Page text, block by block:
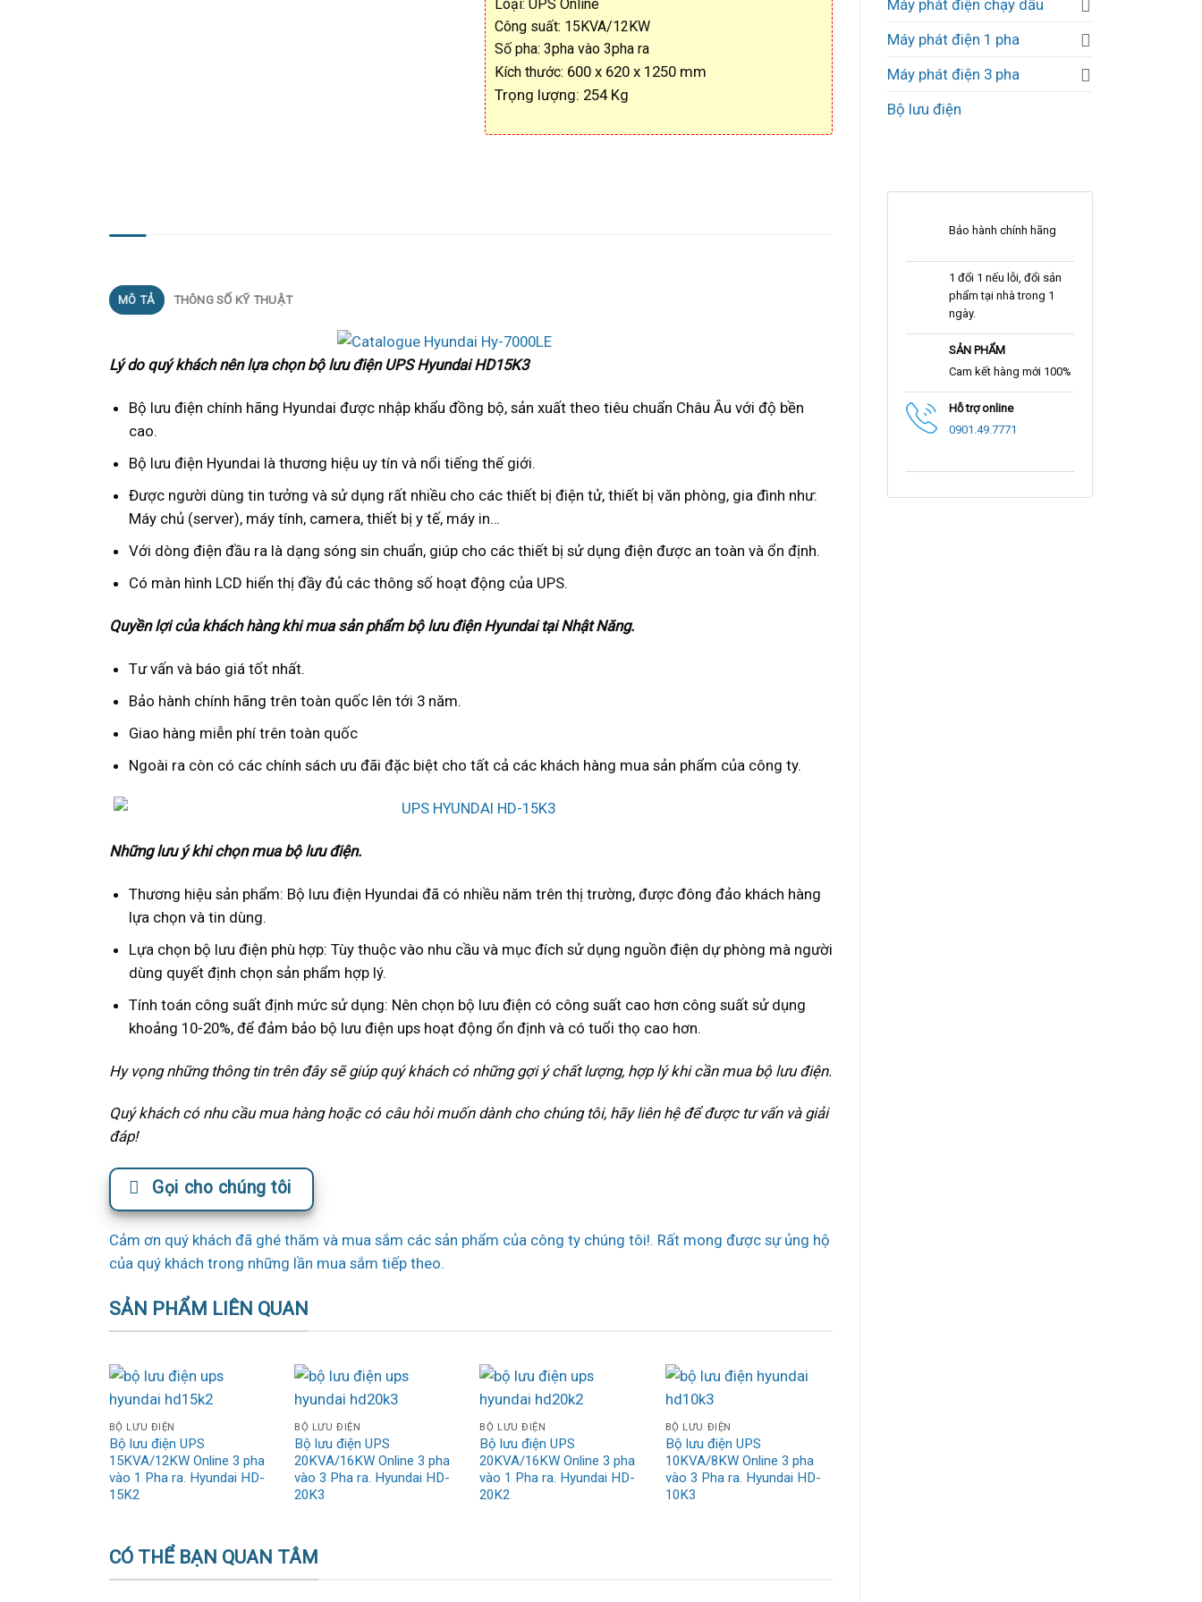
Máy phát điện chạy dầu
Máy phát điện 1 pha
Máy phát điện 3 pha
Bộ lưu điện
Bảo hành chính hãng
1 đổi 1 nếu lỗi, đổi sản
phẩm tại nhà trong 1
ngày.
SẢN PHẨM
Cam kết hàng mới 100%
Hỗ trợ online
0901.49.7771
Loại: UPS Online
Công suất: 15KVA/12KW
Số pha: 3pha vào 3pha ra
Kích thước: 600 x 620 x 1250 mm
Trọng lượng: 254 Kg
MÔ TẢ THÔNG SỐ KỸ THUẬT
Lý do quý khách nên lựa chọn bộ lưu điện UPS Hyundai HD15K3
Bộ lưu điện chính hãng Hyundai được nhập khẩu đồng bộ, sản xuất theo tiêu chuẩn Châu Âu với độ bền
cao.
Bộ lưu điện Hyundai là thương hiệu uy tín và nổi tiếng thế giới.
Được người dùng tin tưởng và sử dụng rất nhiều cho các thiết bị điện tử, thiết bị văn phòng, gia đình như:
Máy chủ (server), máy tính, camera, thiết bị y tế, máy in…
Với dòng điện đầu ra là dạng sóng sin chuẩn, giúp cho các thiết bị sử dụng điện được an toàn và ổn định.
Có màn hình LCD hiển thị đầy đủ các thông số hoạt động của UPS.
Quyền lợi của khách hàng khi mua sản phẩm bộ lưu điện Hyundai tại Nhật Năng.
Tư vấn và báo giá tốt nhất.
Bảo hành chính hãng trên toàn quốc lên tới 3 năm.
Giao hàng miễn phí trên toàn quốc
Ngoài ra còn có các chính sách ưu đãi đặc biệt cho tất cả các khách hàng mua sản phẩm của công ty.
Những lưu ý khi chọn mua bộ lưu điện.
Thương hiệu sản phẩm: Bộ lưu điện Hyundai đã có nhiều năm trên thị trường, được đông đảo khách hàng
lựa chọn và tin dùng.
Lựa chọn bộ lưu điện phù hợp: Tùy thuộc vào nhu cầu và mục đích sử dụng nguồn điện dự phòng mà người
dùng quyết định chọn sản phẩm hợp lý.
Tính toán công suất định mức sử dụng: Nên chọn bộ lưu điện có công suất cao hơn công suất sử dụng
khoảng 10-20%, để đảm bảo bộ lưu điện ups hoạt động ổn định và có tuổi thọ cao hơn.
Hy vọng những thông tin trên đây sẽ giúp quý khách có những gợi ý chất lượng, hợp lý khi cần mua bộ lưu điện.
Quý khách có nhu cầu mua hàng hoặc có câu hỏi muốn dành cho chúng tôi, hãy liên hệ để được tư vấn và giải
đáp!
Gọi cho chúng tôi
Cảm ơn quý khách đã ghé thăm và mua sắm các sản phẩm của công ty chúng tôi!. Rất mong được sự ủng hộ
của quý khách trong những lần mua sắm tiếp theo.
SẢN PHẨM LIÊN QUAN
BỘ LƯU ĐIỆN
Bộ lưu điện UPS
15KVA/12KW Online 3 pha
vào 1 Pha ra. Hyundai HD-
15K2
BỘ LƯU ĐIỆN
Bộ lưu điện UPS
20KVA/16KW Online 3 pha
vào 3 Pha ra. Hyundai HD-
20K3
BỘ LƯU ĐIỆN
Bộ lưu điện UPS
20KVA/16KW Online 3 pha
vào 1 Pha ra. Hyundai HD-
20K2
BỘ LƯU ĐIỆN
Bộ lưu điện UPS
10KVA/8KW Online 3 pha
vào 3 Pha ra. Hyundai HD-
10K3
CÓ THỂ BẠN QUAN TÂM